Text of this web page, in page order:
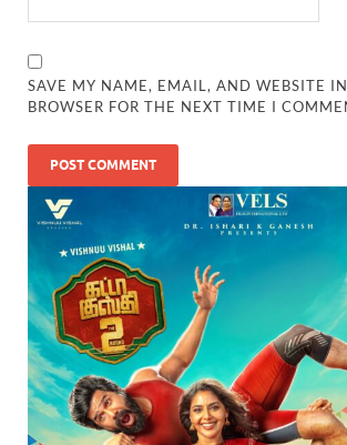
SAVE MY NAME, EMAIL, AND WEBSITE
BROWSER FOR THE NEXT TIME I